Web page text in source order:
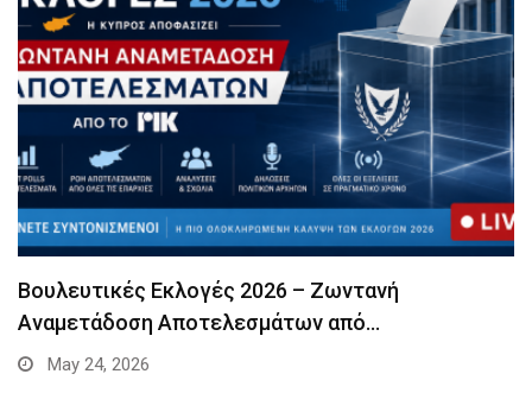
Βουλευτικές Εκλογές 2026 – Ζωντανή
Αναμετάδοση Αποτελεσμάτων από…
May 24, 2026